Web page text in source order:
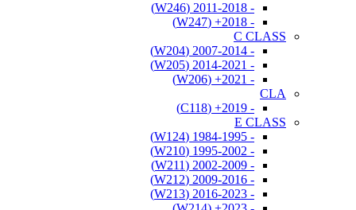
- 2011-2018 (W246)
- 2018+ (W247)
C CLASS
- 2007-2014 (W204)
- 2014-2021 (W205)
- 2021+ (W206)
CLA
- 2019+ (C118)
E CLASS
- 1984-1995 (W124)
- 1995-2002 (W210)
- 2002-2009 (W211)
- 2009-2016 (W212)
- 2016-2023 (W213)